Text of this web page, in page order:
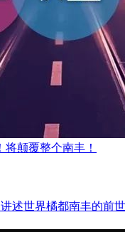
将颠覆整个南丰！
述世界橘都南丰的前